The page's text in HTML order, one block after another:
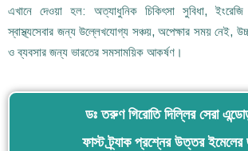
এখানে দেওয়া হল: অত্যাধুনিক চিকিৎসা সুবিধা, ইংরেজি
স্বাস্থ্যসেবার জন্য উল্লেখযোগ্য সঞ্চয়, অপেক্ষার সময় নেই,
ও ব্যবসার জন্য ভারতের সমসাময়িক আকর্ষণ।
ডঃ তরুণ গিরোতি দিল্লির সেরা
ফাস্ট ট্র্যাক প্রশ্নের উত্তর